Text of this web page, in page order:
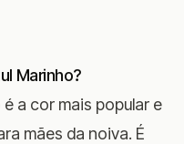
Marinho?
a cor mais popular e
mães da noiva. É